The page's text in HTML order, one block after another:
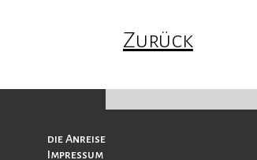
Zurück
Navigation
überspringen
die Anreise
Impressum